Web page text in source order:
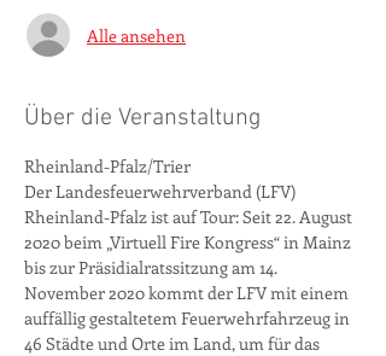
Alle ansehen
Über die Veranstaltung
Rheinland-Pfalz/Trier
Der Landesfeuerwehrverband (LFV)
Rheinland-Pfalz ist auf Tour: Seit 22. August
2020 beim „Virtuell Fire Kongress“ in Mainz
bis zur Präsidialratssitzung am 14.
November 2020 kommt der LFV mit einem
auffällig gestaltetem Feuerwehrfahrzeug in
46 Städte und Orte im Land, um für das